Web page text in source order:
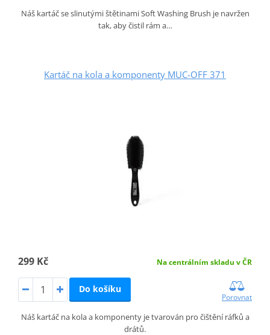
Náš kartáč se slinutými štětinami Soft Washing Brush je navržen
tak, aby čistil rám a…
Kartáč na kola a komponenty MUC-OFF 371
299 Kč Na centrálním skladu v ČR
Do košíku
Porovnat
Náš kartáč na kola a komponenty je tvarován pro čištění ráfků a
drátů.